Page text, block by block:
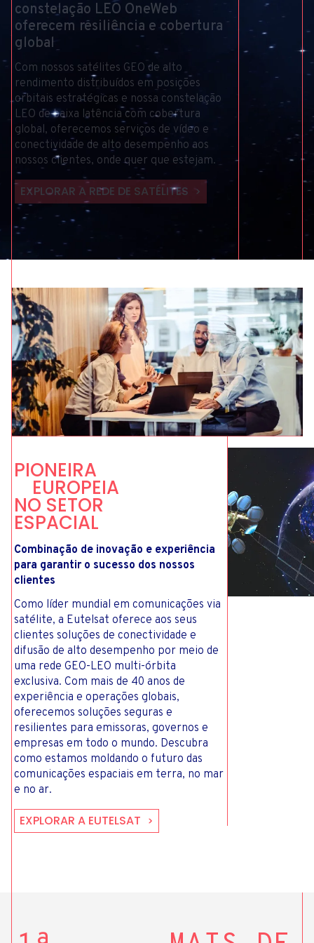
TELECOMUNICAÇÕES
constelação LEO OneWeb
oferecem resiliência e cobertura
global
Com nossos satélites GEO de alto
rendimento distribuídos em posições
orbitais estratégicas e nossa constelação
LEO de baixa latência com cobertura
global, oferecemos serviços de vídeo e
conectividade de alto desempenho aos
nossos clientes, onde quer que estejam.
EXPLORAR A REDE DE SATÉLITES
PIONEIRA
EUROPEIA
NO SETOR
ESPACIAL
Combinação de inovação e experiência
para garantir o sucesso dos nossos
clientes
Como líder mundial em comunicações via
satélite, a Eutelsat oferece aos seus
clientes soluções de conectividade e
difusão de alto desempenho por meio de
uma rede GEO-LEO multi-órbita
exclusiva. Com mais de 40 anos de
experiência e operações globais,
oferecemos soluções seguras e
resilientes para emissoras, governos e
empresas em todo o mundo. Descubra
como estamos moldando o futuro das
comunicações espaciais em terra, no mar
e no ar.
EXPLORAR A EUTELSAT